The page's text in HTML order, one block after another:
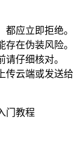
应立即拒绝。
在伪装风险。
仔细核对。
传云端或发送给
门教程